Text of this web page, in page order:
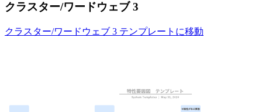
クラスター/ワードウェブ 3
クラスター/ワードウェブ 3 テンプレートに移動